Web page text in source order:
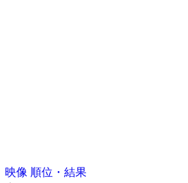
映像 順位・結果